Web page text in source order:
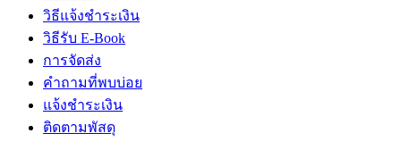
วิธีแจ้งชำระเงิน
วิธีรับ E-Book
การจัดส่ง
คำถามที่พบบ่อย
แจ้งชำระเงิน
ติดตามพัสดุ